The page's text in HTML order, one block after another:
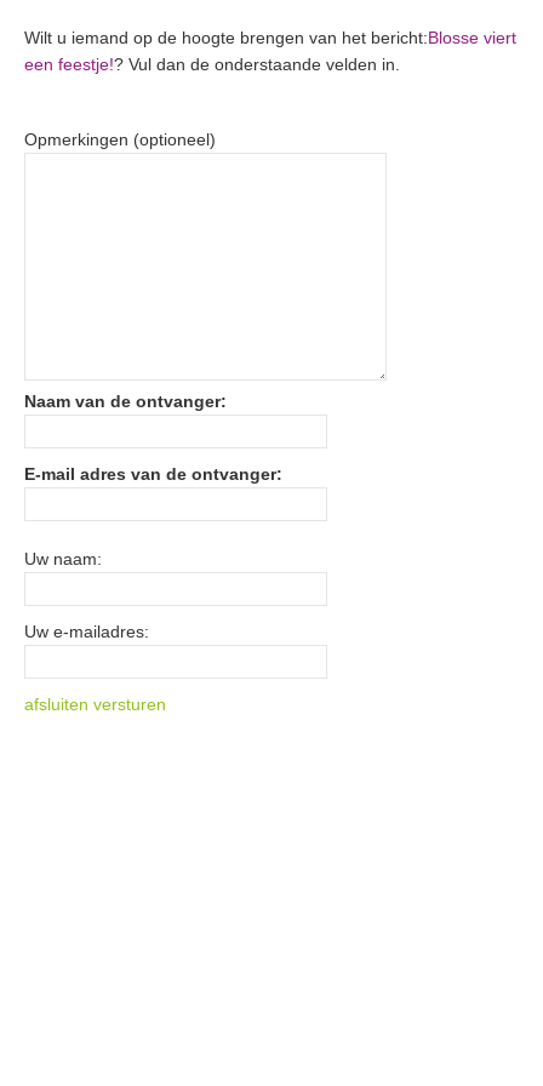
Wilt u iemand op de hoogte brengen van het bericht:Blosse viert
een feestje!? Vul dan de onderstaande velden in.
Opmerkingen (optioneel)
Naam van de ontvanger:
E-mail adres van de ontvanger:
Uw naam:
Uw e-mailadres:
afsluiten versturen